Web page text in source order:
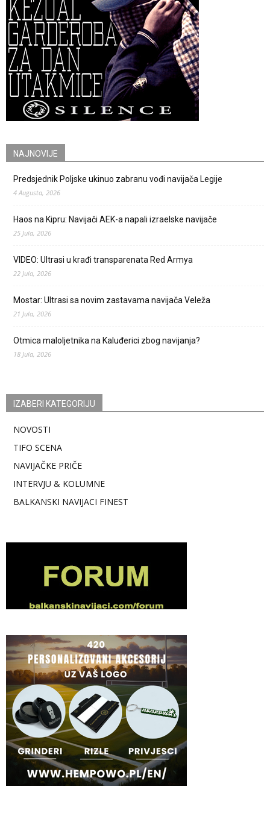
NAJNOVIJE
Predsjednik Poljske ukinuo zabranu vođi navijača Legije
4 Augusta, 2026
Haos na Kipru: Navijači AEK-a napali izraelske navijače
25 Jula, 2026
VIDEO: Ultrasi u krađi transparenata Red Armya
22 Jula, 2026
Mostar: Ultrasi sa novim zastavama navijača Veleža
21 Jula, 2026
Otmica maloljetnika na Kaluđerici zbog navijanja?
18 Jula, 2026
IZABERI KATEGORIJU
NOVOSTI
TIFO SCENA
NAVIJAČKE PRIČE
INTERVJU & KOLUMNE
BALKANSKI NAVIJACI FINEST